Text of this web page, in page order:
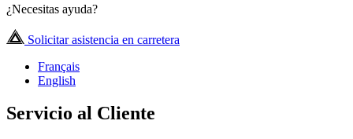
¿Necesitas ayuda?
Solicitar asistencia en carretera
Français
English
Servicio al Cliente